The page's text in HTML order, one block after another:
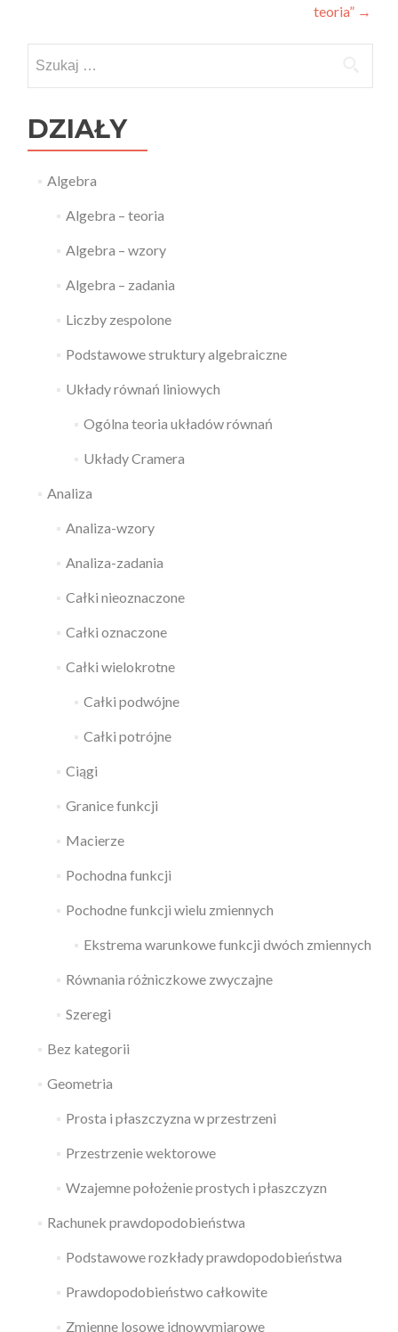
teoria” →
DZIAŁY
Algebra
Algebra – teoria
Algebra – wzory
Algebra – zadania
Liczby zespolone
Podstawowe struktury algebraiczne
Układy równań liniowych
Ogólna teoria układów równań
Układy Cramera
Analiza
Analiza-wzory
Analiza-zadania
Całki nieoznaczone
Całki oznaczone
Całki wielokrotne
Całki podwójne
Całki potrójne
Ciągi
Granice funkcji
Macierze
Pochodna funkcji
Pochodne funkcji wielu zmiennych
Ekstrema warunkowe funkcji dwóch zmiennych
Równania różniczkowe zwyczajne
Szeregi
Bez kategorii
Geometria
Prosta i płaszczyzna w przestrzeni
Przestrzenie wektorowe
Wzajemne położenie prostych i płaszczyzn
Rachunek prawdopodobieństwa
Podstawowe rozkłady prawdopodobieństwa
Prawdopodobieństwo całkowite
Zmienne losowe jdnowymiarowe